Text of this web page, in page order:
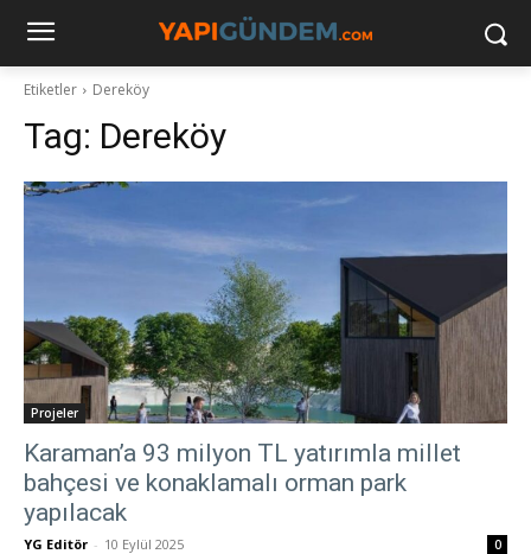
Etiketler Dereköy
Tag: Dereköy
Projeler
Karaman’a 93 milyon TL yatırımla millet
bahçesi ve konaklamalı orman park
yapılacak
YG Editör - 10 Eylül 2025 0